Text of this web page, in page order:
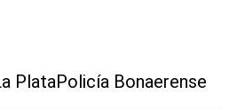
PlataPolicía Bonaerense